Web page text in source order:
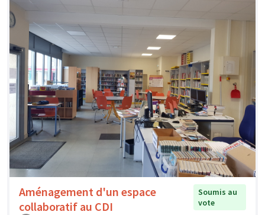
Aménagement d'un espace
collaboratif au CDI
Soumis au
vote